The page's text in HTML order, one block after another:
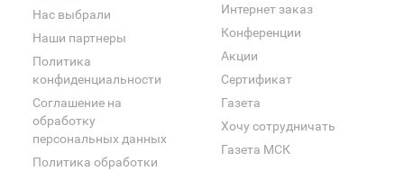
Нас выбрали
Наши партнеры
Политика
конфиденциальности
Соглашение на
обработку
персональных данных
Политика обработки
Интернет заказ
Конференции
Акции
Сертификат
Газета
Хочу сотрудничать
Газета МСК